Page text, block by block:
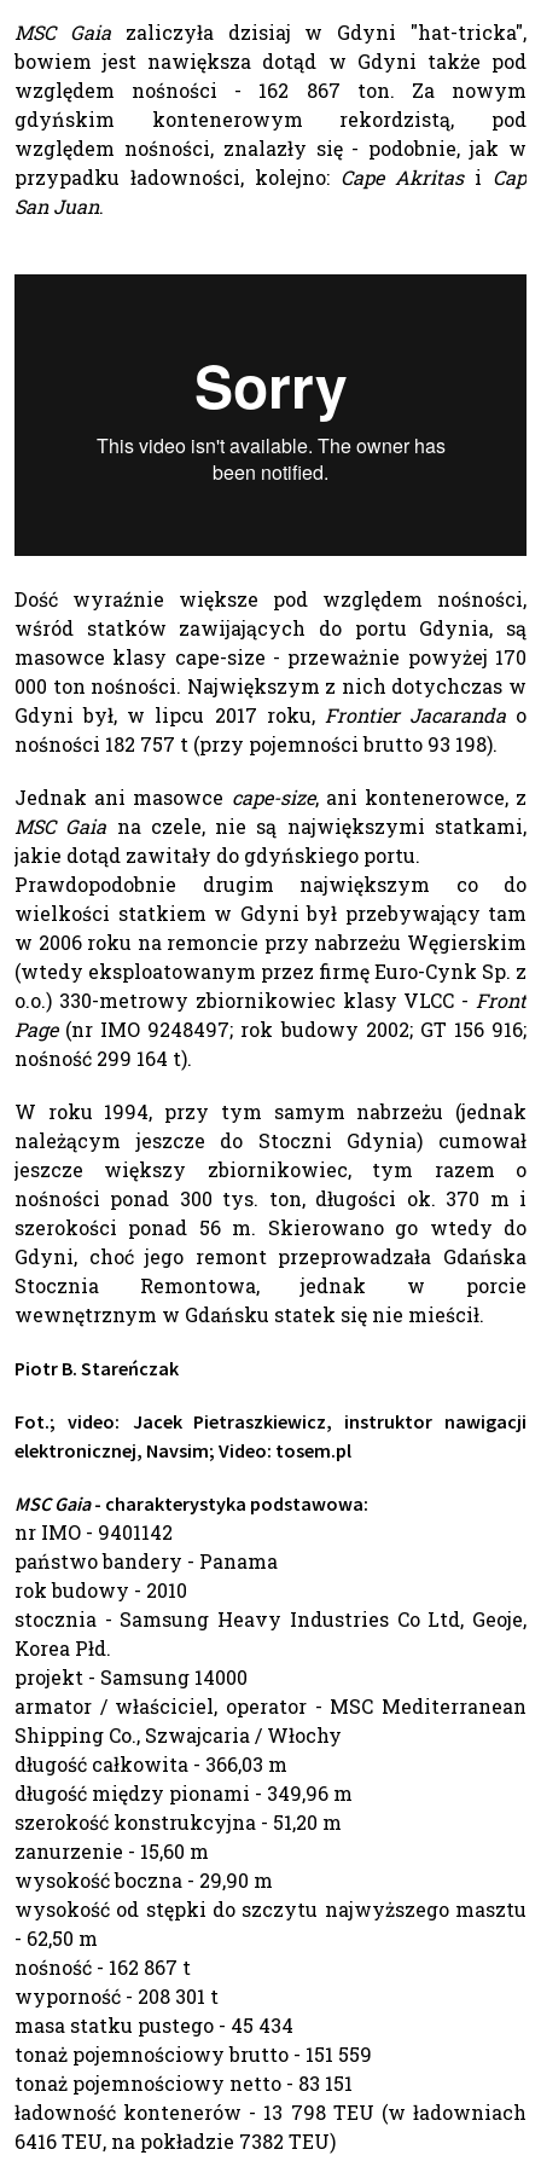
MSC Gaiazaliczyła dzisiaj w Gdyni "hat-tricka",
bowiem jest nawiększa dotąd w Gdyni także pod
względem nośności - 162 867 ton. Za nowym
gdyńskim kontenerowym rekordzistą, pod
względem nośności, znalazły się - podobnie, jak w
przypadku ładowności, kolejno: Cape Akritasi Cap
San Juan.
Dość wyraźnie większe pod względem nośności,
wśród statków zawijających do portu Gdynia, są
masowce klasy cape-size - przeważnie powyżej 170
000 ton nośności. Największym z nich dotychczas w
Gdyni był, w lipcu 2017 roku, Frontier Jacarandao
nośności 182 757 t (przy pojemności brutto 93 198).
Jednak ani masowce cape-size, ani kontenerowce, z
MSC Gaia na czele, nie są największymi statkami,
jakie dotąd zawitały do gdyńskiego portu.
Prawdopodobnie drugim największym co do
wielkości statkiem w Gdyni był przebywający tam
w 2006 roku na remoncie przy nabrzeżu Węgierskim
(wtedy eksploatowanym przez firmę Euro-Cynk Sp. z
o.o.) 330-metrowy zbiornikowiec klasy VLCC - Front
Page(nr IMO 9248497; rok budowy 2002; GT 156 916;
nośność 299 164 t).
W roku 1994, przy tym samym nabrzeżu (jednak
należącym jeszcze do Stoczni Gdynia) cumował
jeszcze większy zbiornikowiec, tym razem o
nośności ponad 300 tys. ton, długości ok. 370 m i
szerokości ponad 56 m. Skierowano go wtedy do
Gdyni, choć jego remont przeprowadzała Gdańska
Stocznia Remontowa, jednak w porcie
wewnętrznym w Gdańsku statek się nie mieścił.
Piotr B. Stareńczak
Fot.; video: Jacek Pietraszkiewicz, instruktor nawigacji
elektronicznej, Navsim; Video: tosem.pl
MSC Gaia- charakterystyka podstawowa:
nr IMO - 9401142
państwo bandery - Panama
rok budowy - 2010
stocznia - Samsung Heavy Industries Co Ltd, Geoje,
Korea Płd.
projekt - Samsung 14000
armator / właściciel, operator - MSC Mediterranean
Shipping Co., Szwajcaria / Włochy
długość całkowita - 366,03 m
długość między pionami - 349,96 m
szerokość konstrukcyjna - 51,20 m
zanurzenie - 15,60 m
wysokość boczna - 29,90 m
wysokość od stępki do szczytu najwyższego masztu
- 62,50 m
nośność - 162 867 t
wyporność - 208 301 t
masa statku pustego - 45 434
tonaż pojemnościowy brutto - 151 559
tonaż pojemnościowy netto - 83 151
ładowność kontenerów - 13 798 TEU (w ładowniach
6416 TEU, na pokładzie 7382 TEU)